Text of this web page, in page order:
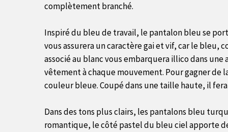
complètement branché.
Inspiré du bleu de travail, le pantalon bleu se
vous assurera un caractère gai et vif, car le bleu,
associé au blanc vous embarquera illico dans
vêtement à chaque mouvement. Pour gagner de
couleur bleue. Coupé dans une taille haute, il
Dans des tons plus clairs, les pantalons bleu
romantique, le côté pastel du bleu ciel apporte